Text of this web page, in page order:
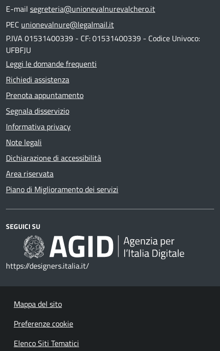
E-mail segreteria@unionevalnurevalchero.it
PEC unionevalnure@legalmail.it
P.IVA 01531400339 - CF: 01531400339 - Codice Univoco:
UFBFJU
Leggi le domande frequenti
Richiedi assistenza
Prenota appuntamento
Segnala disservizio
Informativa privacy
Note legali
Dichiarazione di accessibilità
Area riservata
Piano di Miglioramento dei servizi
SEGUICI SU
https://designers.italia.it/
Mappa del sito
Preferenze cookie
Elenco Siti Tematici